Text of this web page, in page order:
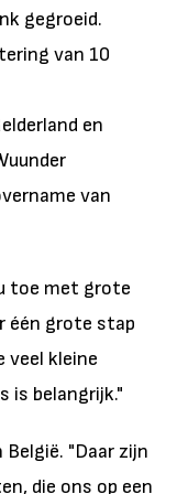
gegroeid.
van 10
en
van
toe met grote
één grote stap
veel kleine
is belangrijk."
"Daar zijn
die ons op een